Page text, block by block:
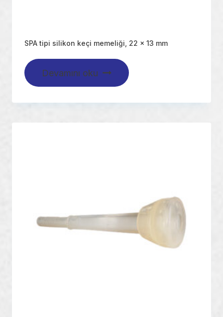
SPA tipi silikon keçi memeliği, 22 x 13 mm
Devamını oku